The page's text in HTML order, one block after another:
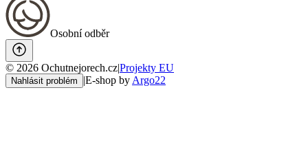
Osobní odběr
© 2026 Ochutnejorech.cz|Projekty EU
Nahlásit problém |E-shop by Argo22